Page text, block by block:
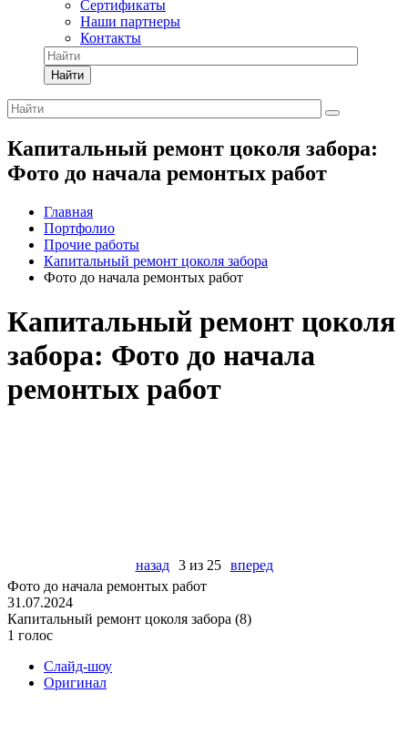
Сертификаты
Наши партнеры
Контакты
Найти
Капитальный ремонт цоколя забора:
Фото до начала ремонтых работ
Главная
Портфолио
Прочие работы
Капитальный ремонт цоколя забора
Фото до начала ремонтых работ
Капитальный ремонт цоколя
забора: Фото до начала
ремонтых работ
назад 3 из 25
вперед
Фото до начала ремонтых работ
31.07.2024
Капитальный ремонт цоколя забора (8)
1 голос
Слайд-шоу
Оригинал